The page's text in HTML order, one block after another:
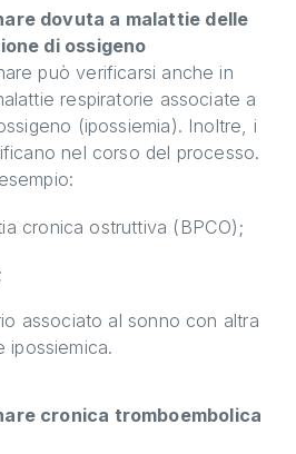
dovuta a malattie delle
di ossigeno
può verificarsi anche in
respiratorie associate a
(ipossiemia). Inoltre, i
nel corso del processo.
cronica ostruttiva (BPCO);
associato al sonno con altra
ipossiemica.
cronica tromboembolica